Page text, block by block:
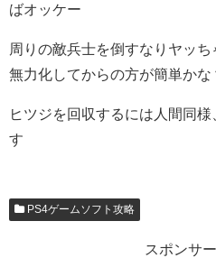
ばオッケー
周りの敵兵士を倒すなりヤッ
無力化してからの方が簡単かな
ヒツジを回収するには人間同
す
PS4ゲームソフト攻略
スポンサ